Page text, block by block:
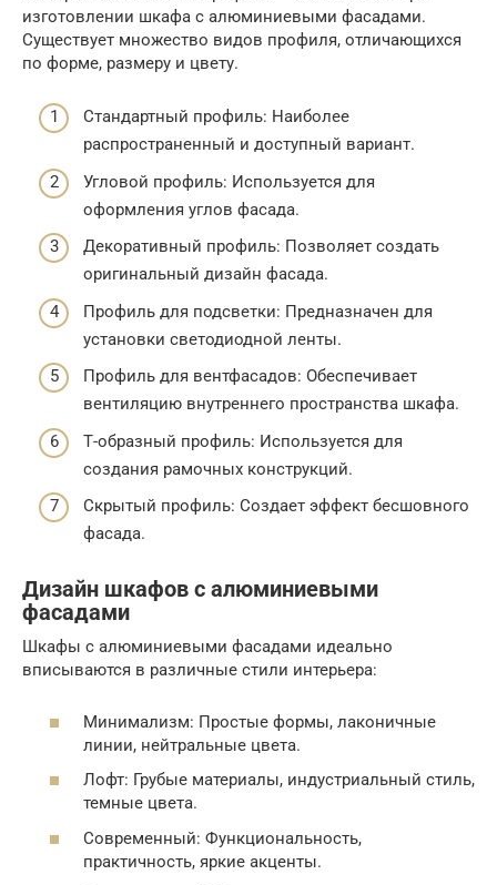
изготовлении шкафа с алюминиевыми фасадами.
Существует множество видов профиля, отличающихся
по форме, размеру и цвету.
Стандартный профиль: Наиболее
распространенный и доступный вариант.
Угловой профиль: Используется для
оформления углов фасада.
Декоративный профиль: Позволяет создать
оригинальный дизайн фасада.
Профиль для подсветки: Предназначен для
установки светодиодной ленты.
Профиль для вентфасадов: Обеспечивает
вентиляцию внутреннего пространства шкафа.
Т-образный профиль: Используется для
создания рамочных конструкций.
Скрытый профиль: Создает эффект бесшовного
фасада.
Дизайн шкафов с алюминиевыми
фасадами
Шкафы с алюминиевыми фасадами идеально
вписываются в различные стили интерьера:
Минимализм: Простые формы, лаконичные
линии, нейтральные цвета.
Лофт: Грубые материалы, индустриальный стиль,
темные цвета.
Современный: Функциональность,
практичность, яркие акценты.